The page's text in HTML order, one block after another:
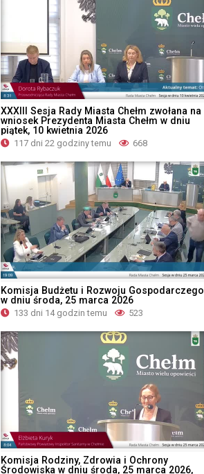
XXXIII Sesja Rady Miasta Chełm zwołana na
wniosek Prezydenta Miasta Chełm w dniu
piątek, 10 kwietnia 2026
117 dni 22 godziny temu 668
Komisja Budżetu i Rozwoju Gospodarczego
w dniu środa, 25 marca 2026
133 dni 14 godzin temu 523
Komisja Rodziny, Zdrowia i Ochrony
Środowiska w dniu środa, 25 marca 2026,